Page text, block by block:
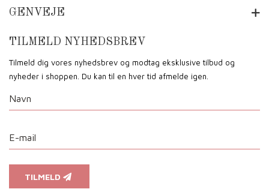
GENVEJE
TILMELD NYHEDSBREV
Tilmeld dig vores nyhedsbrev og modtag eksklusive tilbud og
nyheder i shoppen. Du kan til en hver tid afmelde igen.
TILMELD